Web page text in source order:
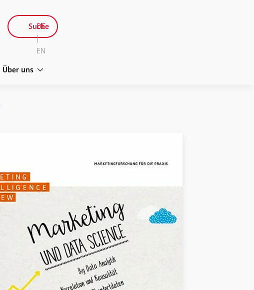
Über uns
Suche
DE
|
EN